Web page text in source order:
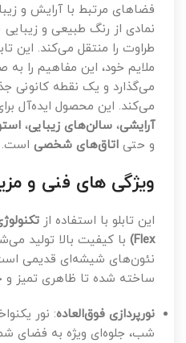
فضاهای مرتبط با آرایش و
نمادی از رنگ طبیعی و
طراوت را منتقل می‌کند. این
ملایم خود، این مفاهیم را
می‌گذارد و یک نقطه کانونی
می‌کند. این محصول ایده‌آل
آرایشی، سالن‌های زیبایی،
و حتی اتاق‌های شخصی است.
ویژگی های فنی و
این تابلو با استفاده از
Flex) با کیفیت بالا تولید
نئون‌های شیشه‌ای قدیمی
ساخته شده تا ظاهری تمیز و
نورپردازی فوق‌العاده: نور
شب، جلوه‌ای ویژه به فضای